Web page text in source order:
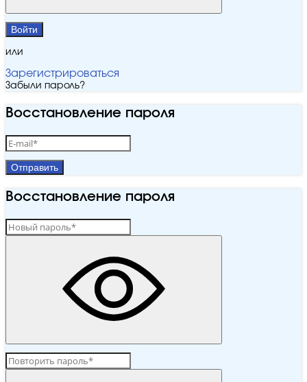
Войти
или
Зарегистрироваться
Забыли пароль?
Восстановление пароля
Отправить
Восстановление пароля